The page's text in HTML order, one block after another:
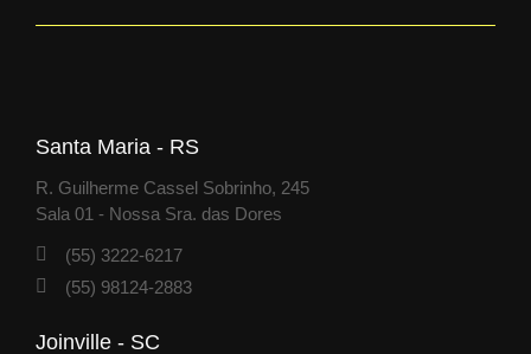
Santa Maria - RS
R. Guilherme Cassel Sobrinho, 245
Sala 01 - Nossa Sra. das Dores​
(55) 3222-6217
(55) 98124-2883
Joinville - SC